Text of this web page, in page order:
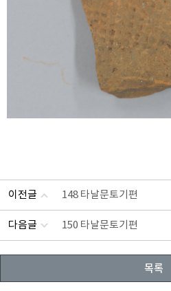
이전글 148 타날문토기편
다음글 150 타날문토기편
목록